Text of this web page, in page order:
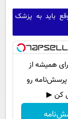
باید به پزشک
همیشه از
رو
کن ▶